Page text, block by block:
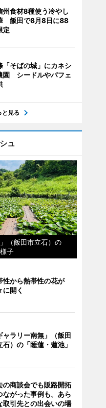
州食材8種使う冷やし
飯田で8月8日に88
定
「そばの城」にカネシ
園 シードルやパフェ
と見る
ュ
（飯田市立石）の
子
性から熱帯性の花が
に開く
ャラリー南無」（飯田
石）の「睡蓮・蓮池」
の商談会でも販路開拓
ながった事例も。あら
取引先との出会いの場